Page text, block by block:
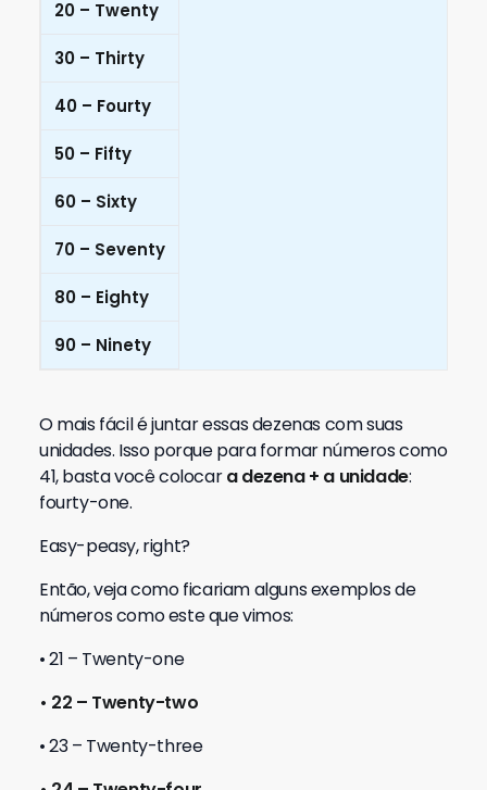
20 – Twenty
30 – Thirty
40 – Fourty
50 – Fifty
60 – Sixty
70 – Seventy
80 – Eighty
90 – Ninety
O mais fácil é juntar essas dezenas com suas
unidades. Isso porque para formar números como
41, basta você colocara dezena + a unidade:
fourty-one.
Easy-peasy, right?
Então, veja como ficariam alguns exemplos de
números como este que vimos:
• 21 – Twenty-one
• 22 – Twenty-two
• 23 – Twenty-three